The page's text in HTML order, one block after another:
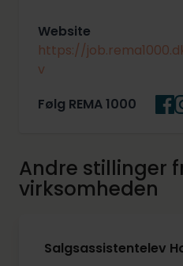
Website
https://
v
Følg REMA 1000
Andre stillinger
virksomheden
Salgsassistentelev